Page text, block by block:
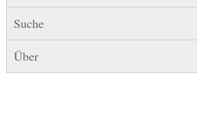
Suche
Über